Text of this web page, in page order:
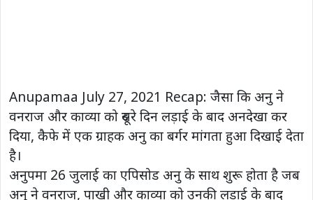
Anupamaa July 27, 2021 Recap: जैसा कि अनु ने
वनराज और काव्या को दूसरे दिन लड़ाई के बाद अनदेखा कर
दिया, कैफे में एक ग्राहक अनु का बर्गर मांगता हुआ दिखाई देता
है।
अनुपमा 26 जुलाई का एपिसोड अनु के साथ शुरू होता है जब
अनु ने वनराज, पाखी और काव्या को उनकी लड़ाई के बाद